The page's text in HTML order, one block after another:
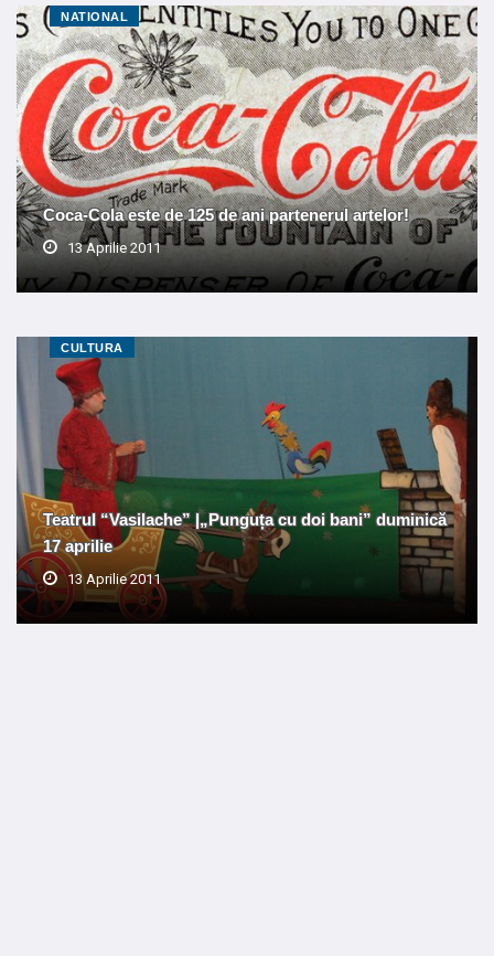
NATIONAL
Coca-Cola este de 125 de ani partenerul artelor!
13 Aprilie 2011
CULTURA
Teatrul “Vasilache” |„Punguța cu doi bani” duminică
17 aprilie
13 Aprilie 2011